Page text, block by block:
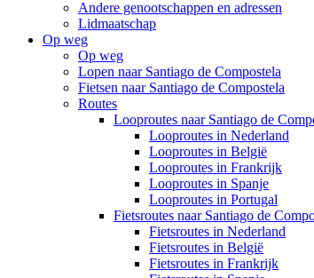
Andere genootschappen en adressen
Lidmaatschap
Op weg
Op weg
Lopen naar Santiago de Compostela
Fietsen naar Santiago de Compostela
Routes
Looproutes naar Santiago de
Looproutes in Nederland
Looproutes in België
Looproutes in Frankrijk
Looproutes in Spanje
Looproutes in Portugal
Fietsroutes naar Santiago de
Fietsroutes in Nederland
Fietsroutes in België
Fietsroutes in Frankrijk